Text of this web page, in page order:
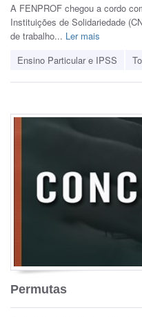
A FENPROF chegou a cordo
Instituições de Solidariedade
de trabalho... Ler mais
Ensino Particular e IPSS
Permutas